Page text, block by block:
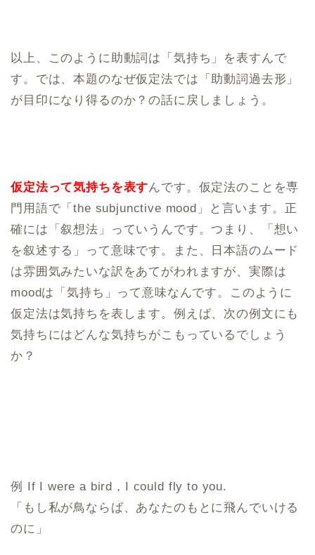
以上、このように助動詞は「気持ち」を表すんで
す。では、本題のなぜ仮定法では「助動詞過去形」
が目印になり得るのか？の話に戻しましょう。
仮定法って気持ちを表すんです。仮定法のことを専
門用語で「the subjunctive mood」と言います。正
確には「叙想法」っていうんです。つまり、「想い
を叙述する」って意味です。また、日本語のムード
は雰囲気みたいな訳をあてがわれますが、実際は
moodは「気持ち」って意味なんです。このように
仮定法は気持ちを表します。例えば、次の例文にも
気持ちにはどんな気持ちがこもっているでしょう
か？
例 If I were a bird，I could fly to you.
「もし私が鳥ならば、あなたのもとに飛んでいける
のに」